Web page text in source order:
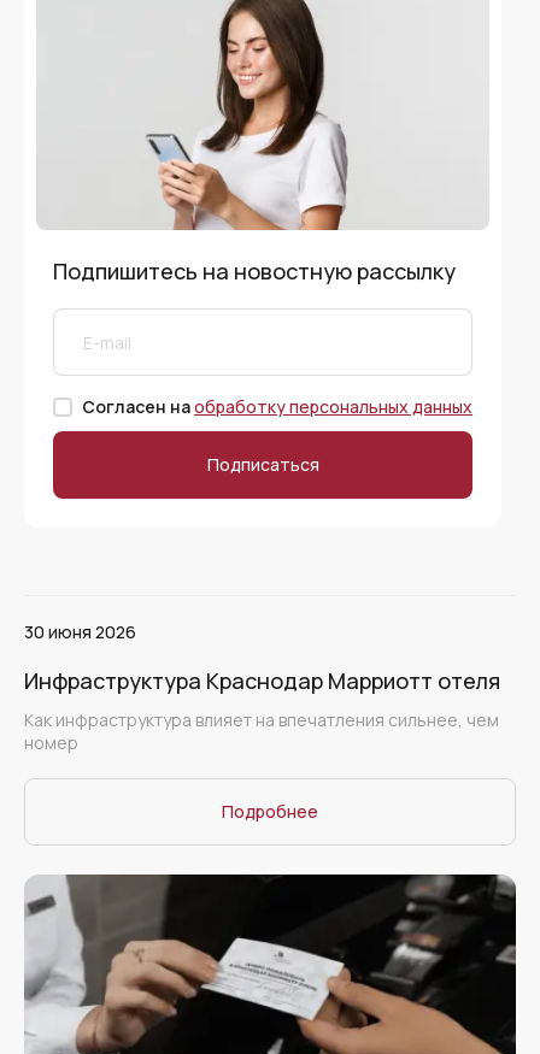
Подпишитесь на новостную рассылку
Согласен наобработку персональных данных
Подписаться
30 июня 2026
Инфраструктура Краснодар Марриотт отеля
Как инфраструктура влияет на впечатления сильнее, чем
номер
Подробнее